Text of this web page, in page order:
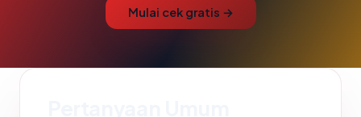
Mulai cek gratis →